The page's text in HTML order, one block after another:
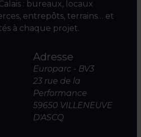
: bureaux, locaux
entrepôts, terrains… et
à chaque projet.
Adresse
Europarc - BV3
23 rue de la
Performance
59650 VILLENEUVE
D'ASCQ